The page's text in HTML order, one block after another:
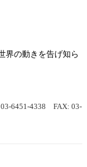
界の動きを告げ知ら
6451-4338 FAX: 03-